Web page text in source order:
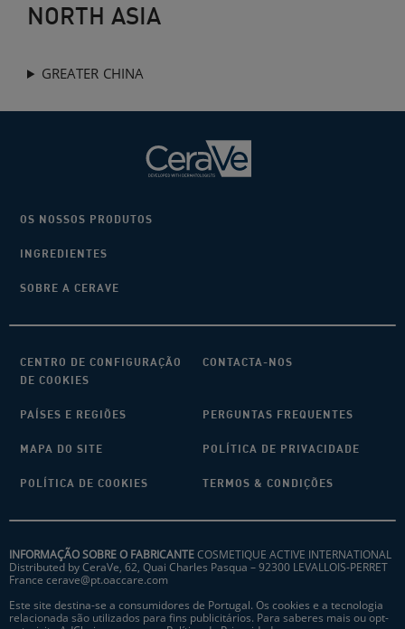
NORTH ASIA
GREATER CHINA
OS NOSSOS PRODUTOS
INGREDIENTES
SOBRE A CERAVE
CENTRO DE CONFIGURAÇÃO
DE COOKIES
CONTACTA-NOS
PAÍSES E REGIÕES PERGUNTAS FREQUENTES
MAPA DO SITE POLÍTICA DE PRIVACIDADE
POLÍTICA DE COOKIES TERMOS & CONDIÇÕES
INFORMAÇÃO SOBRE O FABRICANTECOSMETIQUE ACTIVE INTERNATIONAL
Distributed by CeraVe, 62, Quai Charles Pasqua – 92300 LEVALLOIS-PERRET
France cerave@pt.oaccare.com
Este site destina-se a consumidores de Portugal. Os cookies e a tecnologia
relacionada são utilizados para fins publicitários. Para saberes mais ou opt-